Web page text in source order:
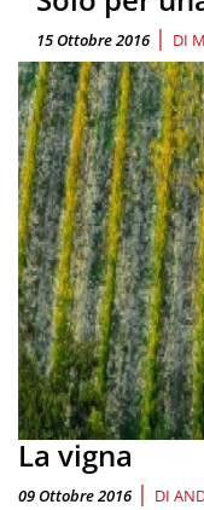
15 Ottobre 2016 | DI
La vigna
09 Ottobre 2016 | DI